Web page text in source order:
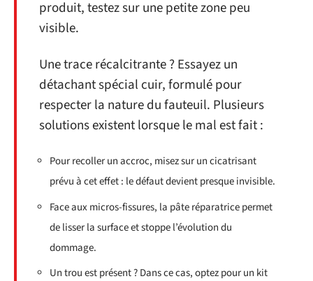
produit, testez sur une petite zone peu
visible.
Une trace récalcitrante ? Essayez un
détachant spécial cuir, formulé pour
respecter la nature du fauteuil. Plusieurs
solutions existent lorsque le mal est fait :
Pour recoller un accroc, misez sur un cicatrisant
prévu à cet effet : le défaut devient presque invisible.
Face aux micros-fissures, la pâte réparatrice permet
de lisser la surface et stoppe l’évolution du
dommage.
Un trou est présent ? Dans ce cas, optez pour un kit